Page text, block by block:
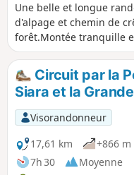
Une belle et longue
d'alpage et chemin de
forêt.Montée tranquille
zigzague entre deux
Pas de Siara et le Pas
et à proximité des autres
dans la hêtraie.L'effort
variété des paysages et
le synclinal de la Forêt
par une zone de
interdit d'emprunter
15 juillet. Une
Circuit par la
Siara et la
Visorandonneur
17,61 km
+866 m
7h 30
Moyenne